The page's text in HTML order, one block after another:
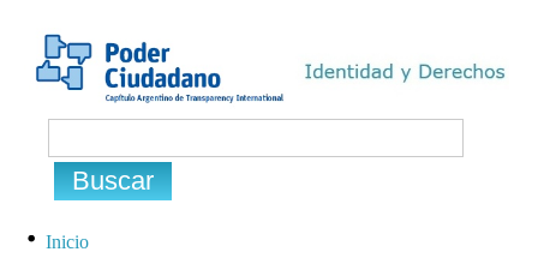
Inicio